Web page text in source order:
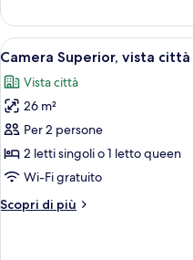
View)
Premium
(Panoramic
Fjord
Apri
tutte
le
foto
per
Camera
Superior,
città
9
Camera Superior, vista città
Vista città
26 m²
Per 2 persone
2 letti singoli o 1 letto queen
Wi-Fi gratuito
Scopri di più
Altri